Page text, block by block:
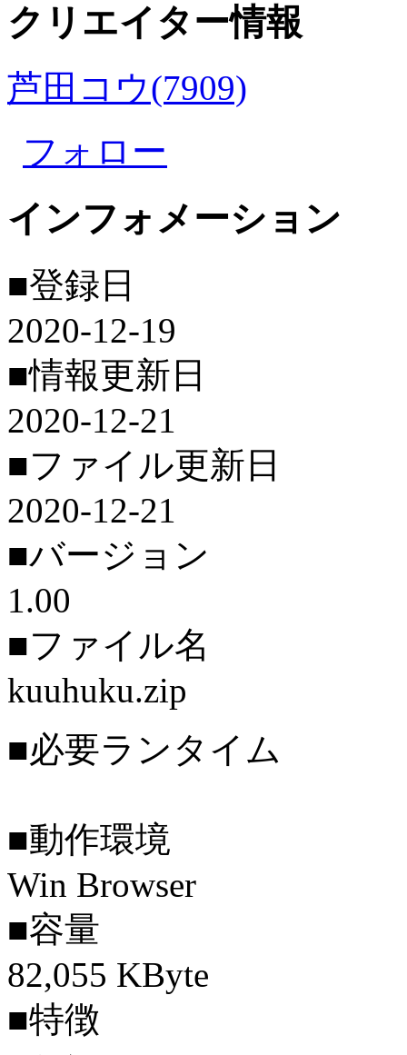
クリエイター情報
芦田コウ(7909)
フォロー
インフォメーション
■登録日
2020-12-19
■情報更新日
2020-12-21
■ファイル更新日
2020-12-21
■バージョン
1.00
■ファイル名
kuuhuku.zip
■必要ランタイム
■動作環境
Win Browser
■容量
82,055 KByte
■特徴